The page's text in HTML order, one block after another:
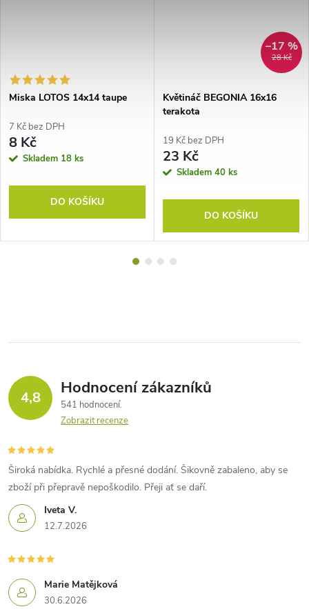
Miska LOTOS 14x14 taupe
7 Kč bez DPH
8 Kč
Skladem 18 ks
DO KOŠÍKU
28 Kč
–17 %
Květináč BEGONIA 16x16
terakota
19 Kč bez DPH
23 Kč
Skladem 40 ks
DO KOŠÍKU
4,8 Hodnocení zákazníků
541 hodnocení
Zobrazit recenze
Iveta V.
12.7.2026
Široká nabídka. Rychlé a přesné dodání. Šikovně zabaleno, aby se
zboží při přepravě nepoškodilo. Přeji ať se daří.
Marie Matějková
30.6.2026